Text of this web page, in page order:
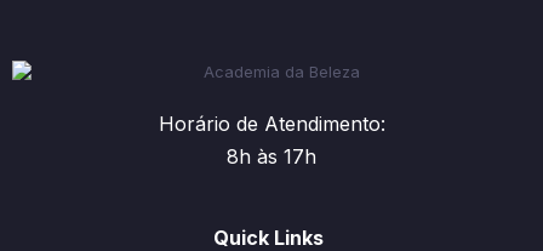
Horário de Atendimento:
8h às 17h
Quick Links